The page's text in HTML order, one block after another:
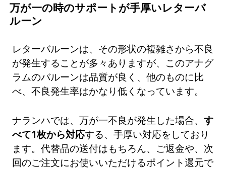
万が一の時のサポートが手厚いレターバ
ルーン
レターバルーンは、その形状の複雑さから不良
が発生することが多々ありますが、このアナグ
ラムのバルーンは品質が良く、他のものに比
べ、不良発生率はかなり低くなっています。
ナランハでは、万が一不良が発生した場合、す
べて1枚から対応する、手厚い対応をしており
ます。代替品の送付はもちろん、ご返金や、次
回のご注文にお使いいただけるポイント還元で